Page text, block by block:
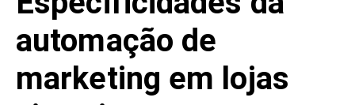
automação de
marketing em lojas